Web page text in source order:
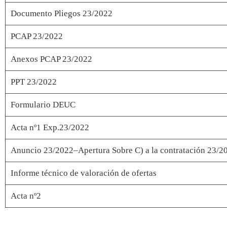
Documento Pliegos 23/2022
PCAP 23/2022
Anexos PCAP 23/2022
PPT 23/2022
Formulario DEUC
Acta nº1 Exp.23/2022
Anuncio 23/2022–Apertura Sobre C) a la contratación 23/
Informe técnico de valoración de ofertas
Acta nº2